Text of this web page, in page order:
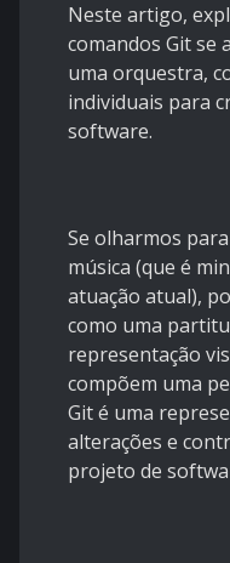
Neste artigo,
comandos Git se
uma orquestra,
individuais para
software.
Se olharmos
música (que é
atuação atual),
como uma
representação
compõem uma
Git é uma
alterações e
projeto de